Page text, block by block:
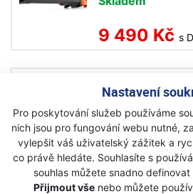
Nastavení
Pro poskytování služeb používáme
nich jsou pro fungování webu nutné,
vylepšit váš uživatelský zážitek a
co právě hledáte. Souhlasíte s
souhlas můžete snadno
Přijmout vše nebo můžete
9 490 Kč s
nabíječky
Akce
Skladem
5 690 Kč s